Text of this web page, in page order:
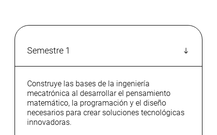
Semestre 1
Construye las bases de la ingeniería
mecatrónica al desarrollar el pensamiento
matemático, la programación y el diseño
necesarios para crear soluciones tecnológicas
innovadoras.